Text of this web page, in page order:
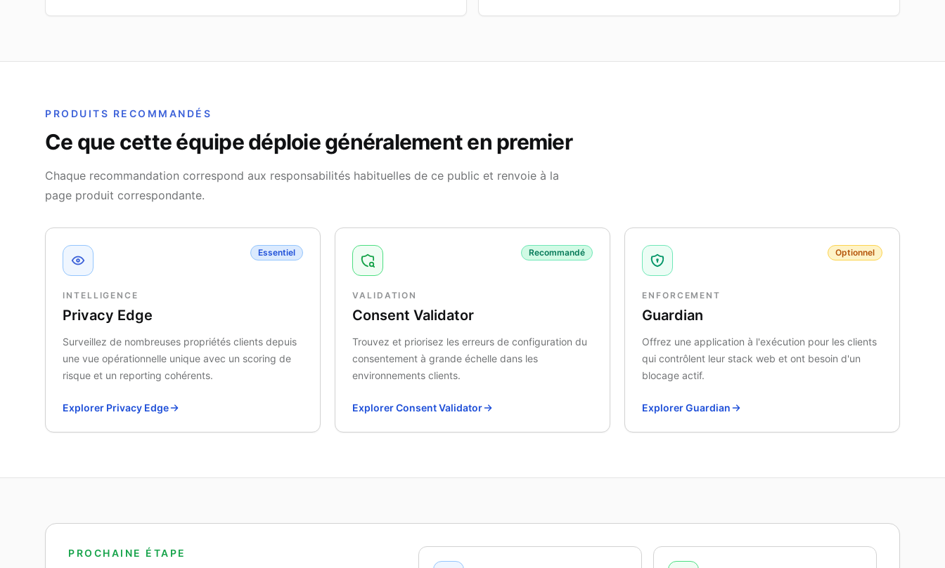
PRODUITS RECOMMANDÉS
Ce que cette équipe déploie généralement en premier
Chaque recommandation correspond aux responsabilités habituelles de ce public et renvoie à la
page produit correspondante.
Essentiel
INTELLIGENCE
Privacy Edge
Surveillez de nombreuses propriétés clients depuis
une vue opérationnelle unique avec un scoring de
risque et un reporting cohérents.
Explorer Privacy Edge
Recommandé
VALIDATION
Consent Validator
Trouvez et priorisez les erreurs de configuration du
consentement à grande échelle dans les
environnements clients.
Explorer Consent Validator
Optionnel
ENFORCEMENT
Guardian
Offrez une application à l'exécution pour les clients
qui contrôlent leur stack web et ont besoin d'un
blocage actif.
Explorer Guardian
PROCHAINE ÉTAPE